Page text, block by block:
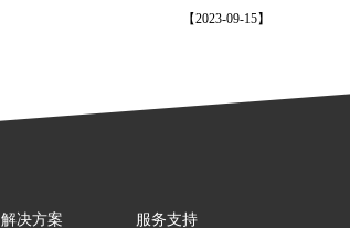
【2023-09-15】
解决方案 服务支持